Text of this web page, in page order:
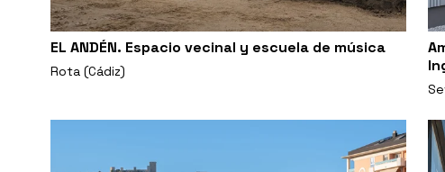
EL ANDÉN. Espacio vecinal y escuela de música
Rota (Cádiz)